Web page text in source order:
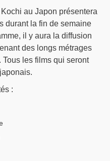
au Japon présentera
durant la fin de semaine
il y aura la diffusion
des longs métrages
Tous les films qui seront
: